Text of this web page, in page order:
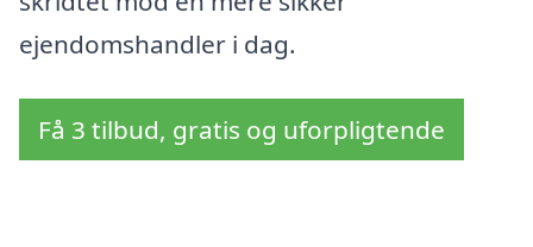
ejendomshandler i dag.
Få 3 tilbud, gratis og uforpligtende